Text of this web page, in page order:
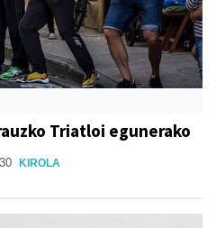
Triatloi egunerako
KIROLA